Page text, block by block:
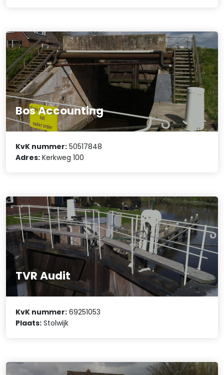
Bos Accounting
KvK nummer: 50517848
Adres: Kerkweg 100
TVR Audit
KvK nummer: 69251053
Plaats: Stolwijk